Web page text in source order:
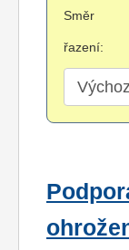
Směr
řazení: